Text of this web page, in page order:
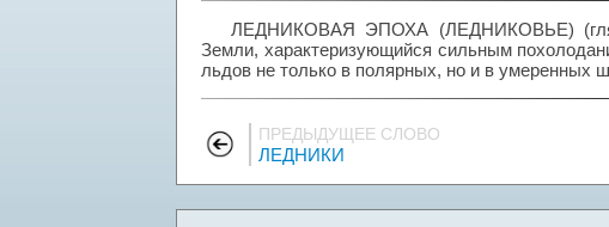
ЛЕДНИКОВАЯ ЭПОХА (ЛЕДНИКОВЬЕ)
Земли, характеризующийся сильным
льдов не только в полярных, но и в умеренных
ПРЕДЫДУЩЕЕ СЛОВО
ЛЕДНИКИ